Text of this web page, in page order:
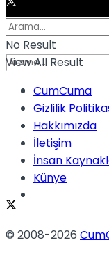
Sinema
No Result
View All Result
No Result
View All Result
CumCuma
Gizlilik
Hakkımızda
İletişim
İnsan
Künye
© 2008-2026